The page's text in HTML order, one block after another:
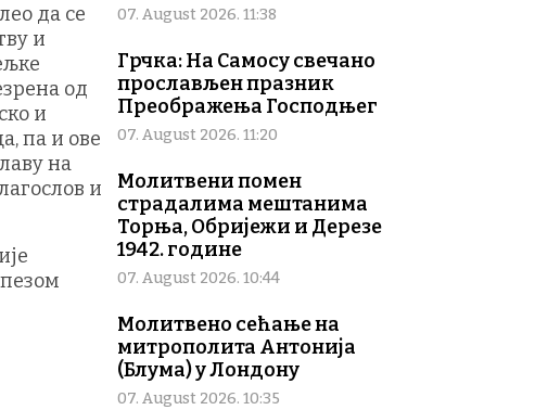
да се
и
од
и
па и ове
на
и
07. August 2026. 11:38
Грчка: На Самосу свечано
прослављен празник
Преображења Господњег
07. August 2026. 11:20
Молитвени помен
страдалима мештанима
Торња, Обријежи и Дерезе
1942. године
07. August 2026. 10:44
Молитвено сећање на
митрополита Антонија
(Блума) у Лондону
07. August 2026. 10:35